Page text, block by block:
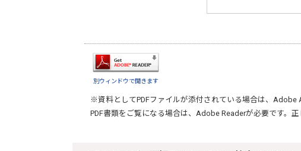
別ウィンドウで開きます
※資料としてPDFファイルが添付されている場合は、 Adobe
PDF書類をご覧になる場合は、 Adobe Readerが必要です。